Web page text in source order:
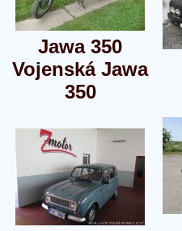
Jawa 350
Vojenská Jawa
350